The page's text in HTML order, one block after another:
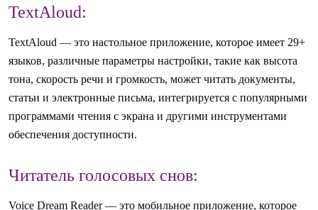
TextAloud:
TextAloud — это настольное приложение, которое имеет 29+
языков, различные параметры настройки, такие как высота
тона, скорость речи и громкость, может читать документы,
статьи и электронные письма, интегрируется с популярными
программами чтения с экрана и другими инструментами
обеспечения доступности.
Читатель голосовых снов:
Voice Dream Reader — это мобильное приложение, которое